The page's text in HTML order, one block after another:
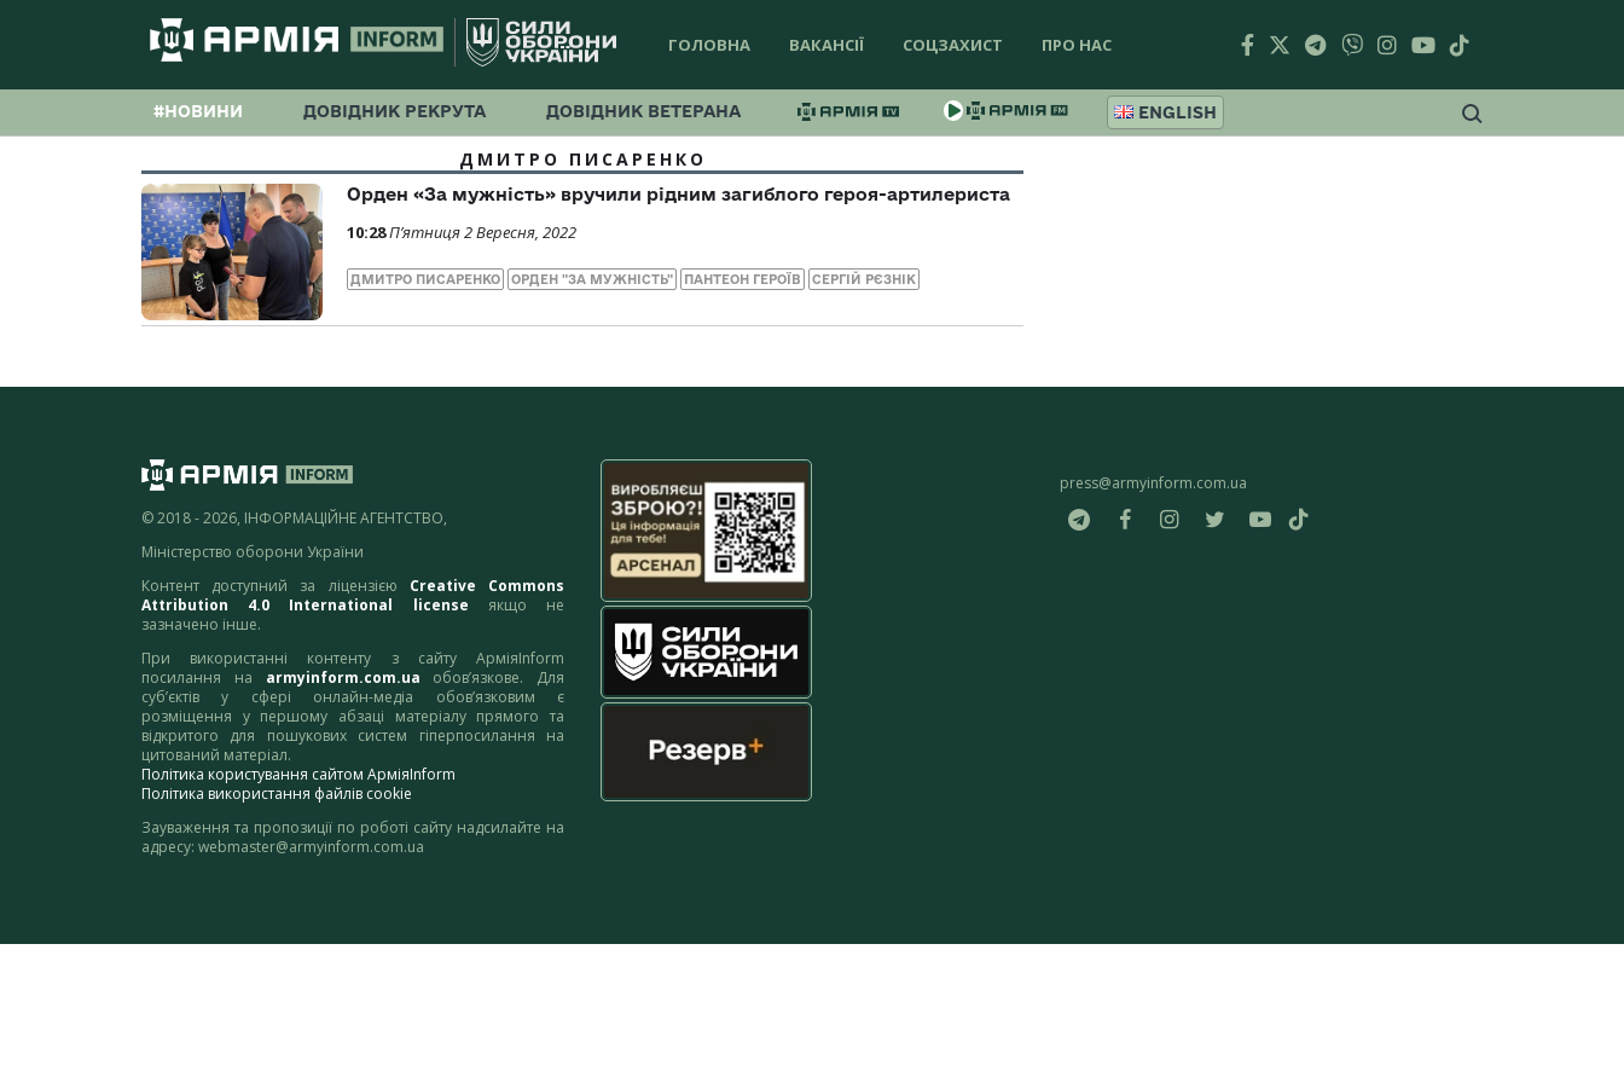
ГОЛОВНА ВАКАНСІЇ СОЦЗАХИСТ ПРО НАС
#НОВИНИ ДОВІДНИК РЕКРУТА ДОВІДНИК ВЕТЕРАНА ENGLISH
ДМИТРО ПИСАРЕНКО
Орден «За мужність» вручили рідним загиблого героя-артилериста
10:28П’ятниця 2 Вересня, 2022
ДМИТРО ПИСАРЕНКО ОРДЕН "ЗА МУЖНІСТЬ" ПАНТЕОН ГЕРОЇВ СЕРГІЙ РЄЗНІК
© 2018 - 2026, ІНФОРМАЦІЙНЕ АГЕНТСТВО,
Міністерство оборони України
Контент доступний за ліцензією Creative Commons
Attribution 4.0 International license якщо не
зазначено інше.
При використанні контенту з сайту АрміяInform
посилання на armyinform.com.ua обов’язкове. Для
суб’єктів у сфері онлайн-медіа обов’язковим є
розміщення у першому абзаці матеріалу прямого та
відкритого для пошукових систем гіперпосилання на
цитований матеріал.
Політика користування сайтом АрміяInform
Політика використання файлів cookie
Зауваження та пропозиції по роботі сайту надсилайте на
адресу: webmaster@armyinform.com.ua
press@armyinform.com.ua